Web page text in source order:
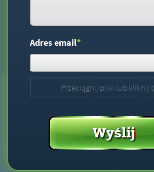
Adres email*
Przeciągnij pliki lub kliknij